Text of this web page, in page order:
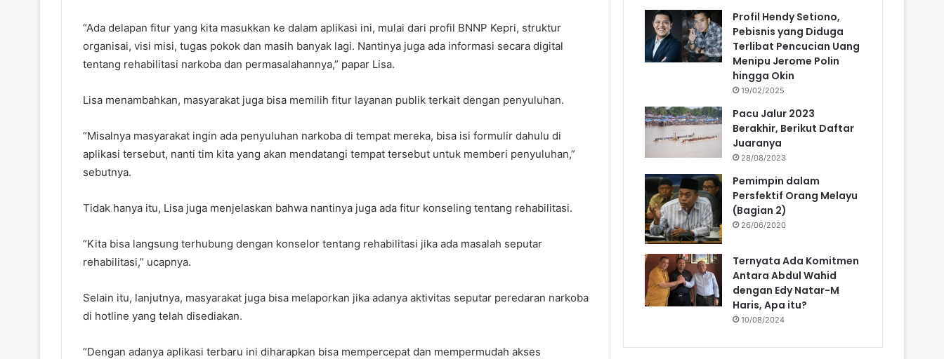
“Ada delapan fitur yang kita masukkan ke dalam aplikasi ini, mulai dari profil BNNP Kepri, struktur
organisai, visi misi, tugas pokok dan masih banyak lagi. Nantinya juga ada informasi secara digital
tentang rehabilitasi narkoba dan permasalahannya,” papar Lisa.
Lisa menambahkan, masyarakat juga bisa memilih fitur layanan publik terkait dengan penyuluhan.
“Misalnya masyarakat ingin ada penyuluhan narkoba di tempat mereka, bisa isi formulir dahulu di
aplikasi tersebut, nanti tim kita yang akan mendatangi tempat tersebut untuk memberi penyuluhan,”
sebutnya.
Tidak hanya itu, Lisa juga menjelaskan bahwa nantinya juga ada fitur konseling tentang rehabilitasi.
“Kita bisa langsung terhubung dengan konselor tentang rehabilitasi jika ada masalah seputar
rehabilitasi,” ucapnya.
Selain itu, lanjutnya, masyarakat juga bisa melaporkan jika adanya aktivitas seputar peredaran narkoba
di hotline yang telah disediakan.
“Dengan adanya aplikasi terbaru ini diharapkan bisa mempercepat dan mempermudah akses
Profil Hendy Setiono,
Pebisnis yang Diduga
Terlibat Pencucian Uang
Menipu Jerome Polin
hingga Okin
19/02/2025
Pacu Jalur 2023
Berakhir, Berikut Daftar
Juaranya
28/08/2023
Pemimpin dalam
Persfektif Orang Melayu
(Bagian 2)
26/06/2020
Ternyata Ada Komitmen
Antara Abdul Wahid
dengan Edy Natar-M
Haris, Apa itu?
10/08/2024